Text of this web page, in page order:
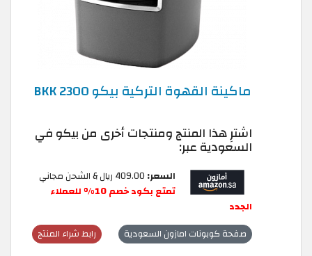
ماكينة القهوة التركية بيكو BKK 2300
اشترِ هذا المنتج ومنتجات أخرى من بيكو في
السعودية عبر:
السعر:
تمتع بكود خصم 10% للعملاء
الجدد
رابط شراء المنتج صفحة كوبونات امازون السعودية